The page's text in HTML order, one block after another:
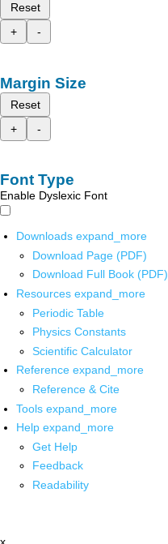
Reset
+
-
Margin Size
Reset
+
-
Font Type
Enable Dyslexic Font
Downloads expand_more
Download Page (PDF)
Download Full Book (PDF)
Resources expand_more
Periodic Table
Physics Constants
Scientific Calculator
Reference expand_more
Reference & Cite
Tools expand_more
Help expand_more
Get Help
Feedback
Readability